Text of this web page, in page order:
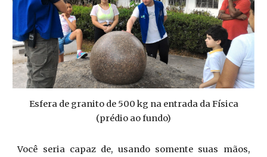
Esfera de granito de 500 kg na entrada da Física
(prédio ao fundo)
Você seria capaz de, usando somente suas mãos,